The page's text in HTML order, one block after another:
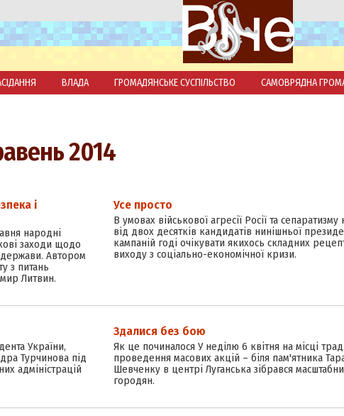
ВЛАДА ГРОМАДЯНСЬКЕ СУСПІЛЬСТВО САМОВРЯДНА
2014
і
народні
заходи щодо
держави. Автором
з питань
Литвин.
Усе просто
В умовах військової агресії Росії та сепаратизму
від двох десятків кандидатів нинішньої
кампаній годі очікувати якихось складних
виходу з соціально-економічної кризи.
України,
Турчинова під
адміністрацій
Здалися без бою
Як це починалося У неділю 6 квітня на місці
проведення масових акцій – біля пам'ятника
Шевченку в центрі Луганська зібрався
городян.